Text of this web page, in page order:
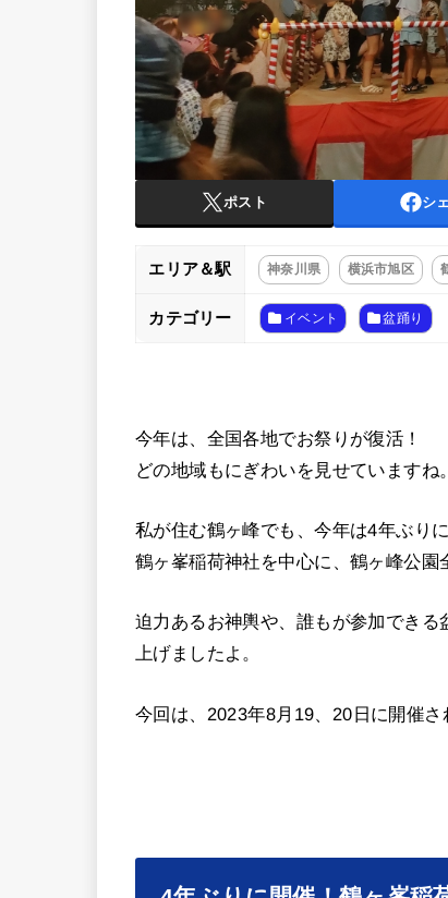
ポスト シ
エリア＆駅 神奈川県 横浜市旭区
カテゴリー イベント 盆踊り
今年は、全国各地でお祭りが復活！
どの地域もにぎわいを見せていますね。
私が住む鶴ヶ峰でも、今年は4年ぶり
鶴ヶ峯稲荷神社を中心に、鶴ヶ峰公園
迫力あるお神輿や、誰もが参加でき
上げましたよ。
今回は、2023年8月19、20日に開催さ